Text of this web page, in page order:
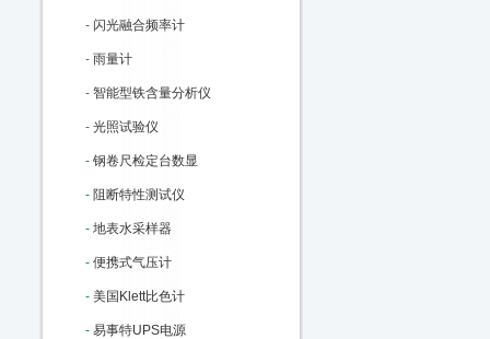
- 闪光融合频率计
- 雨量计
- 智能型铁含量分析仪
- 光照试验仪
- 钢卷尺检定台数显
- 阻断特性测试仪
- 地表水采样器
- 便携式气压计
- 美国Klett比色计
- 易事特UPS电源